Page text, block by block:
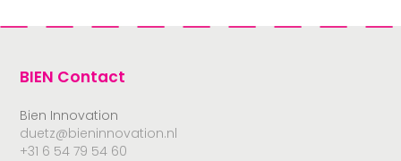
BIEN Contact
Bien Innovation
duetz@bieninnovation.nl
+31 6 54 79 54 60